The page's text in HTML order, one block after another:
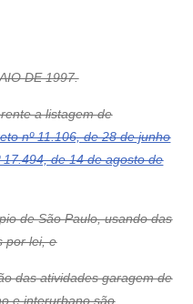
DE 1997.
a listagem de
nº 11.106, de 28 de junho
17.494, de 14 de agosto de
de São Paulo, usando das
por lei, e
das atividades garagem de
e interurbano são